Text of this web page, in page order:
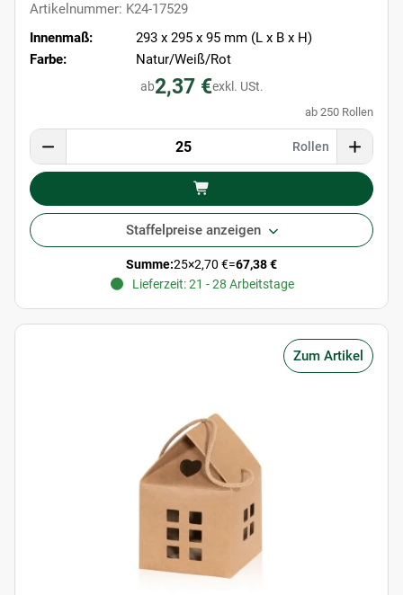
Artikelnummer: K24-17529
Innenmaß:
293 x 295 x 95 mm (L x B x H)
Farbe:
Natur/Weiß/Rot
ab2,37 €exkl. USt.
ab 250 Rollen
Rollen
Staffelpreise anzeigen
Summe:25×2,70 €=67,38 €
Lieferzeit: 21 - 28 Arbeitstage
Zum Artikel